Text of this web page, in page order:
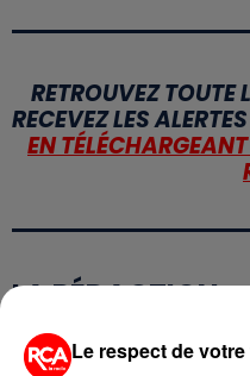
RETROUVEZ TOUTE
RECEVEZ LES
EN
LA RÉDACTION
RCA
Le respect de